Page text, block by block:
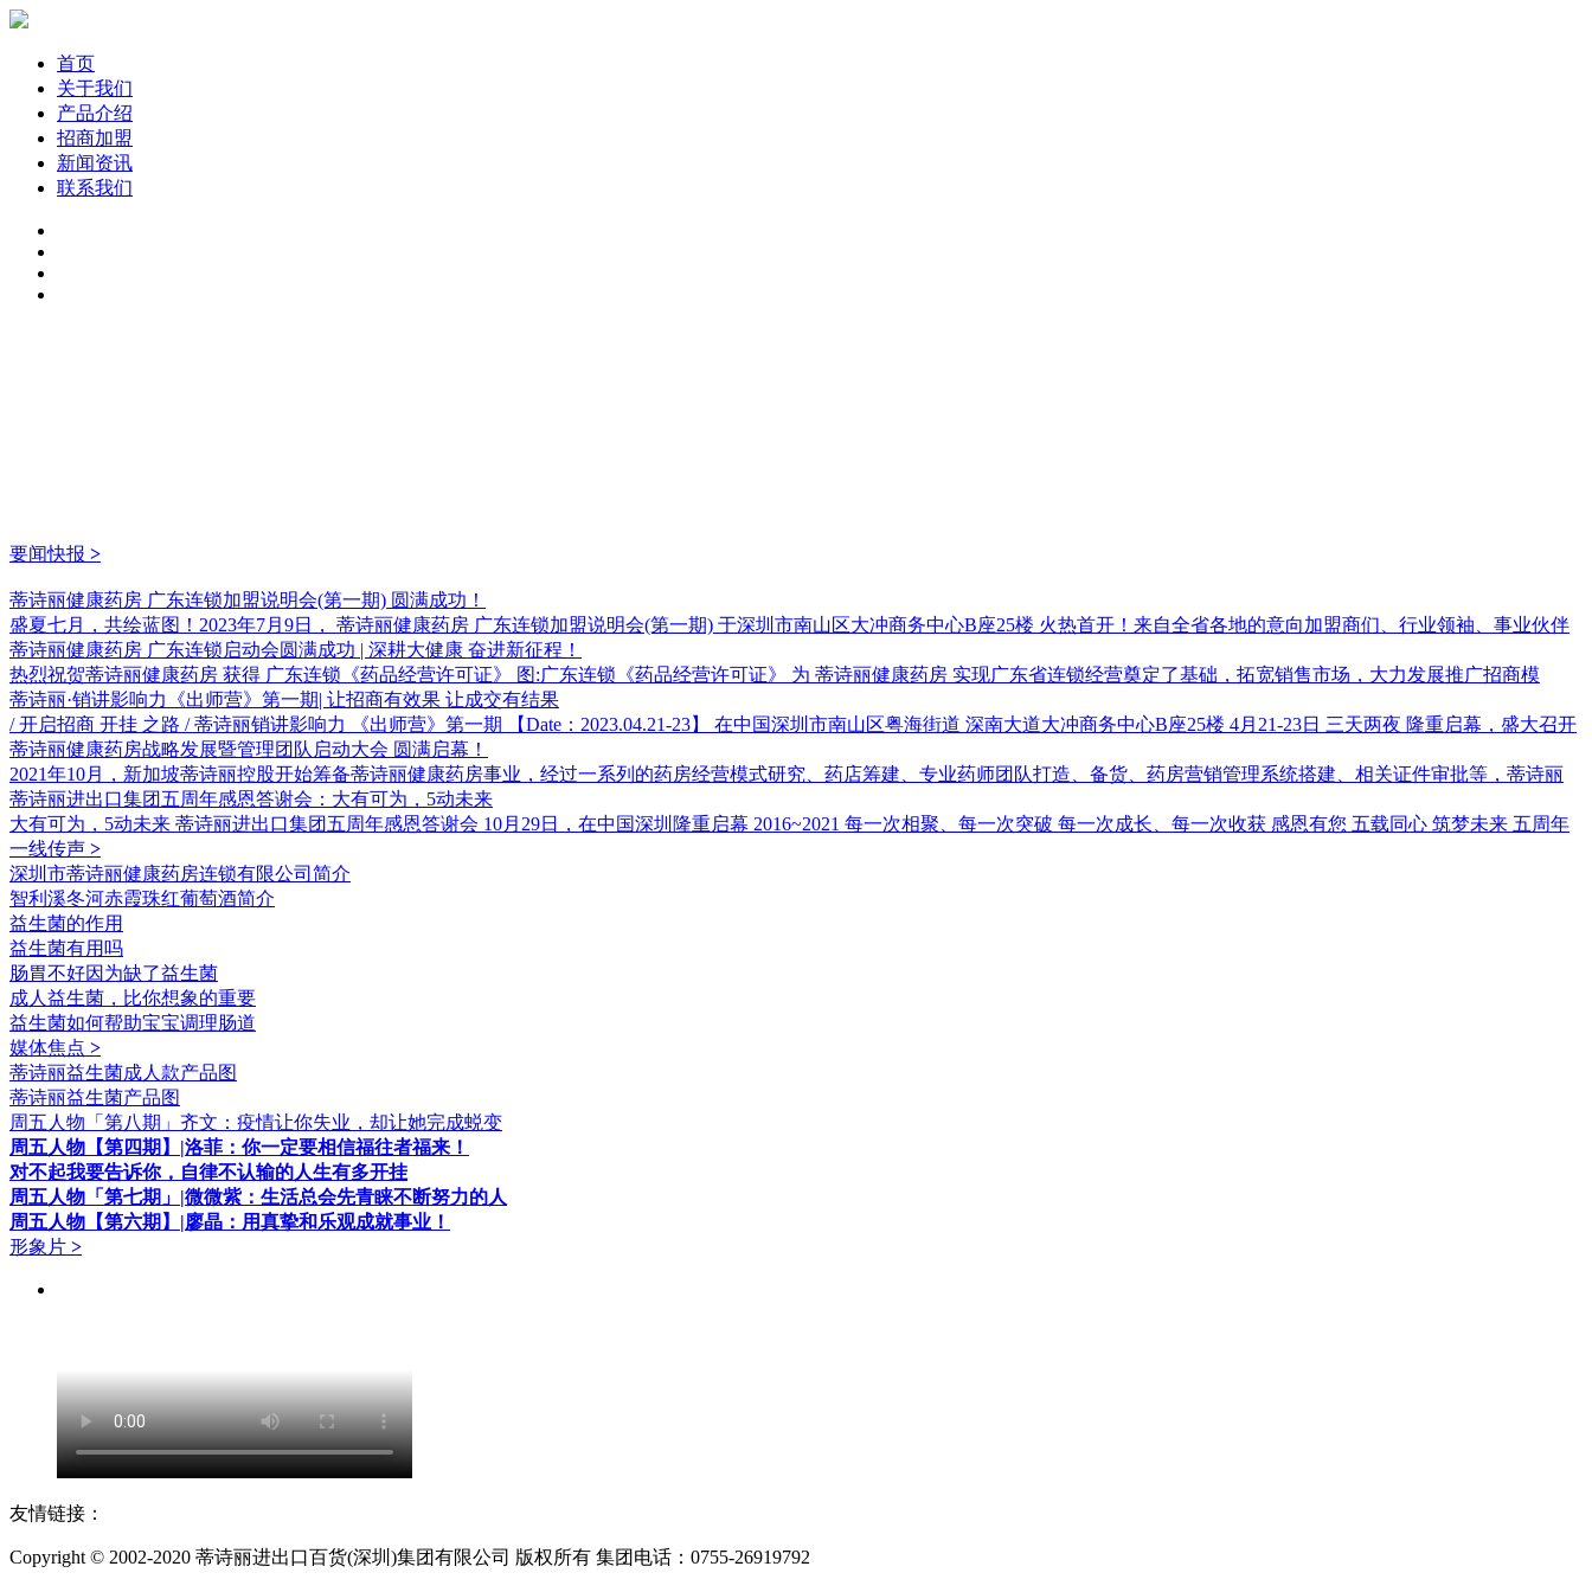
首页
关于我们
产品介绍
招商加盟
新闻资讯
联系我们
要闻快报 >
蒂诗丽健康药房 广东连锁加盟说明会(第一期) 圆满成功！
盛夏七月，共绘蓝图！2023年7月9日， 蒂诗丽健康药房 广东连锁加盟说明会(第一期) 于深圳市南山区大冲商务中心B座25楼 火热首开！来自全省各地的意向加盟商们、行业领袖、事业伙伴
蒂诗丽健康药房 广东连锁启动会圆满成功 | 深耕大健康 奋进新征程！
热烈祝贺蒂诗丽健康药房 获得 广东连锁《药品经营许可证》 图:广东连锁《药品经营许可证》 为 蒂诗丽健康药房 实现广东省连锁经营奠定了基础，拓宽销售市场，大力发展推广招商模
蒂诗丽·销讲影响力《出师营》第一期| 让招商有效果 让成交有结果
/ 开启招商 开挂 之路 / 蒂诗丽销讲影响力 《出师营》第一期 【Date：2023.04.21-23】 在中国深圳市南山区粤海街道 深南大道大冲商务中心B座25楼 4月21-23日 三天两夜 隆重启幕，盛大召开
蒂诗丽健康药房战略发展暨管理团队启动大会 圆满启幕！
2021年10月，新加坡蒂诗丽控股开始筹备蒂诗丽健康药房事业，经过一系列的药房经营模式研究、药店筹建、专业药师团队打造、备货、药房营销管理系统搭建、相关证件审批等，蒂诗丽
蒂诗丽进出口集团五周年感恩答谢会：大有可为，5动未来
大有可为，5动未来 蒂诗丽进出口集团五周年感恩答谢会 10月29日，在中国深圳隆重启幕 2016~2021 每一次相聚、每一次突破 每一次成长、每一次收获 感恩有您 五载同心 筑梦未来 五周年
一线传声 >
深圳市蒂诗丽健康药房连锁有限公司简介
智利溪冬河赤霞珠红葡萄酒简介
益生菌的作用
益生菌有用吗
肠胃不好因为缺了益生菌
成人益生菌，比你想象的重要
益生菌如何帮助宝宝调理肠道
媒体焦点 >
蒂诗丽益生菌成人款产品图
蒂诗丽益生菌产品图
周五人物「第八期」齐文：疫情让你失业，却让她完成蜕变
周五人物【第四期】|洛菲：你一定要相信福往者福来！
对不起我要告诉你，自律不认输的人生有多开挂
周五人物「第七期」|微微紫：生活总会先青睐不断努力的人
周五人物【第六期】|廖晶：用真挚和乐观成就事业！
形象片 >
友情链接：
Copyright © 2002-2020 蒂诗丽进出口百货(深圳)集团有限公司 版权所有 集团电话：0755-26919792